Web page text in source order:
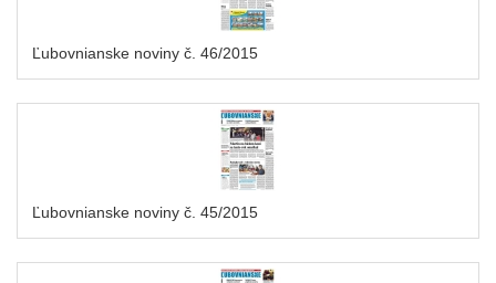
Ľubovnianske noviny č. 46/2015
Ľubovnianske noviny č. 45/2015